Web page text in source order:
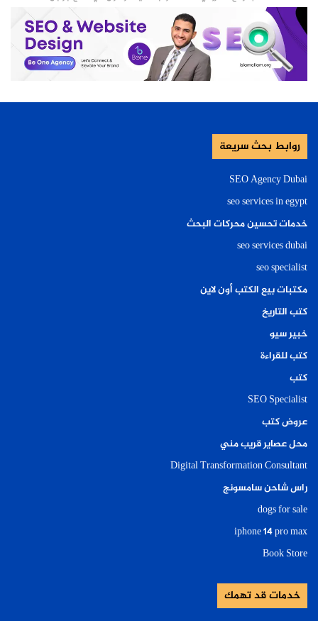
روابط بحث سريعة
SEO Agency Dubai
seo services in egypt
خدمات تحسين محركات البحث
seo services dubai
seo specialist
مكتبات بيع الكتب أون لاين
كتب التاريخ
خبير سيو
كتب للقراءة
كتب
SEO Specialist
عروض كتب
محل عصاير قريب مني
Digital Transformation Consultant
راس شاحن سامسونج
dogs for sale
iphone 14 pro max
Book Store
خدمات قد تهمك